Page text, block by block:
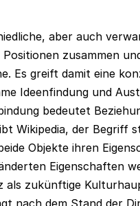
aber auch
zusammen
Es greift damit eine
Ideenfindung und
bedeutet
Wikipedia, der Begriff
Objekte ihren
Eigenschaften
als zukünftige
nach dem Stand der